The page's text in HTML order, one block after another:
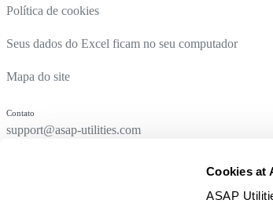
Cookies at
ASAP
Política de cookies
Seus dados do Excel ficam no seu computador
Mapa do site
Contato
support@asap-utilities.com